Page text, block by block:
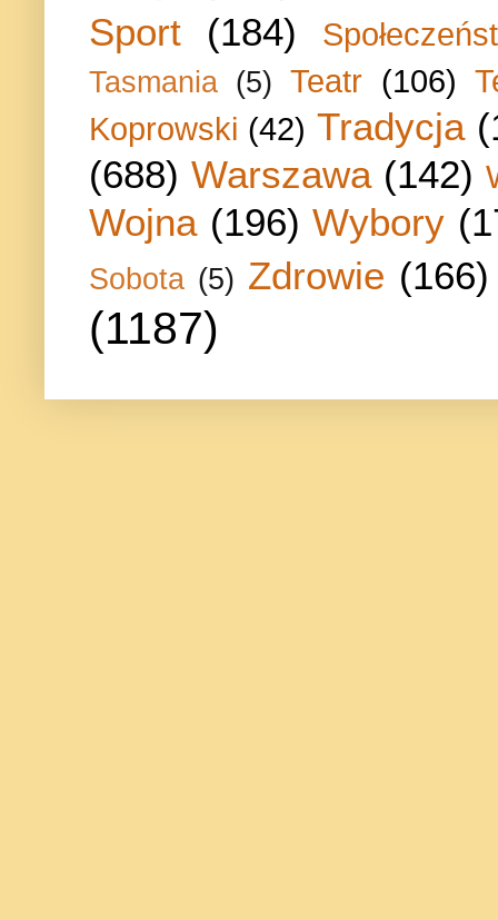
Sport (184)
Tasmania (5) Teatr (106)
Koprowski (42) Tradycja
(688) Warszawa (142)
Wojna (196) Wybory
Sobota (5) Zdrowie (166)
(1187)